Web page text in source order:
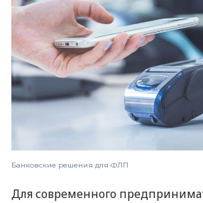
Банковские решения для ФЛП
Для современного